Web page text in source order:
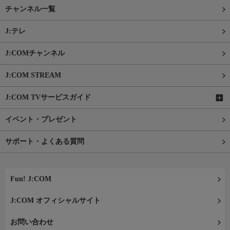
チャンネル一覧
J:テレ
J:COMチャンネル
J:COM STREAM
J:COM TVサービスガイド
イベント・プレゼント
サポート・よくある質問
Fun! J:COM
J:COM オフィシャルサイト
お問い合わせ